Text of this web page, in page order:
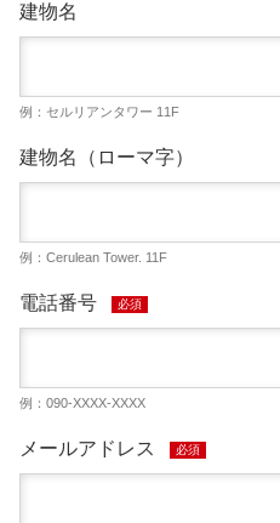
建物名
例：セルリアンタワー 11F
建物名（ローマ字）
例：Cerulean Tower. 11F
電話番号 必須
例：090-XXXX-XXXX
メールアドレス 必須